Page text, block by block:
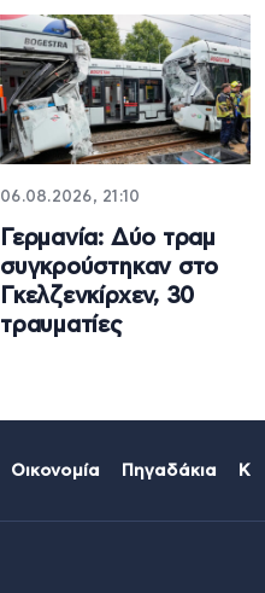
06.08.2026, 21:10
Γερμανία: Δύο τραμ
συγκρούστηκαν στο
Γκελζενκίρχεν, 30
τραυματίες
Οικονομία Πηγαδάκια